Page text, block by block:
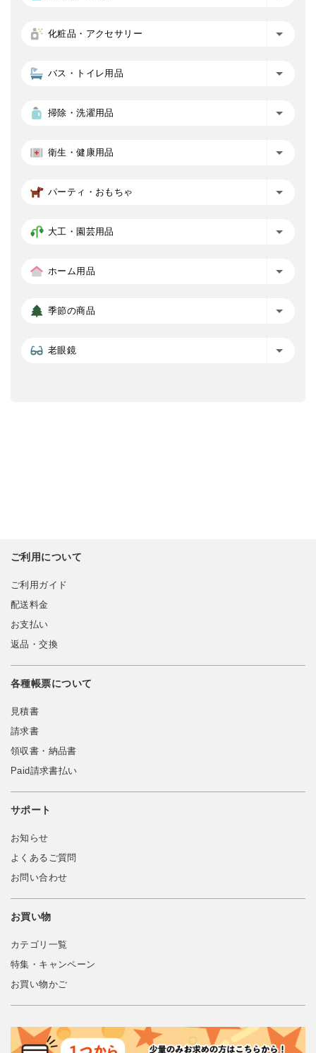
化粧品・アクセサリー
バス・トイレ用品
掃除・洗濯用品
衛生・健康用品
パーティ・おもちゃ
大工・園芸用品
ホーム用品
季節の商品
老眼鏡
ご利用について
ご利用ガイド
配送料金
お支払い
返品・交換
各種帳票について
見積書
請求書
領収書・納品書
Paid請求書払い
サポート
お知らせ
よくあるご質問
お問い合わせ
お買い物
カテゴリ一覧
特集・キャンペーン
お買い物かご